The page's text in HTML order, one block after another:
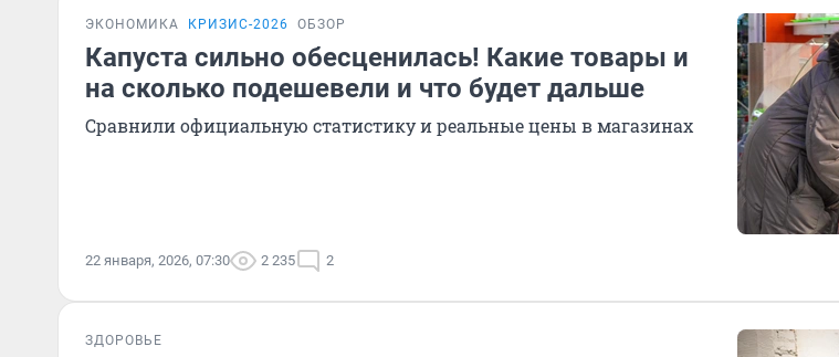
ЭКОНОМИКА КРИЗИС-2026 ОБЗОР
Капуста сильно обесценилась! Какие товары и
на сколько подешевели и что будет дальше
Сравнили официальную статистику и реальные цены в магазинах
22 января, 2026, 07:30 2 235 2
ЗДОРОВЬЕ